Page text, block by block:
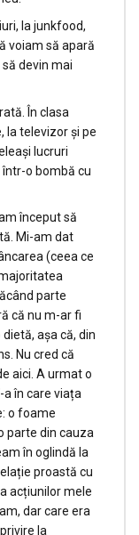
la junkfood,
voiam să apară
devin mai
În clasa
la televizor și pe
lucruri
o bombă cu
început să
Mi-am dat
(ceea ce
parte
că nu m-ar fi
așa că, din
Nu cred că
aici. A urmat o
a în care viața
o foame
parte din cauza
în oglindă la
proastă cu
acțiunilor mele
dar care era
la